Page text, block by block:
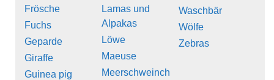
Frösche
Fuchs
Geparde
Giraffe
Guinea pig
Lamas und
Alpakas
Löwe
Maeuse
Meerschweinch
Waschbär
Wölfe
Zebras